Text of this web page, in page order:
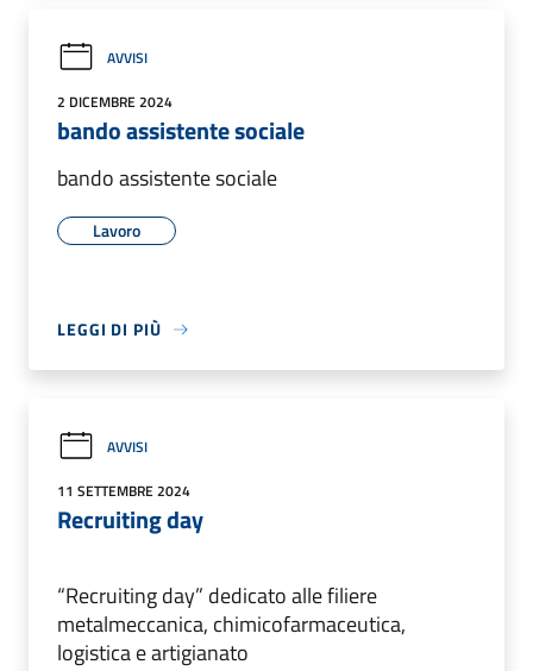
AVVISI
2 DICEMBRE 2024
bando assistente sociale
bando assistente sociale
Lavoro
LEGGI DI PIÙ
AVVISI
11 SETTEMBRE 2024
Recruiting day
“Recruiting day” dedicato alle filiere
metalmeccanica, chimicofarmaceutica,
logistica e artigianato